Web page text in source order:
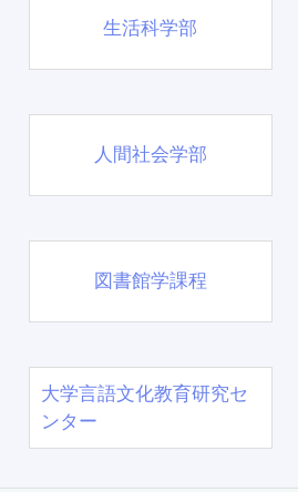
生活科学部
人間社会学部
図書館学課程
大学言語文化教育研究セ
ンター